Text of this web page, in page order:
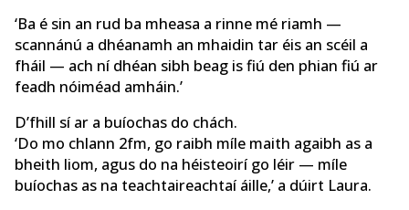
‘Ba é sin an rud ba mheasa a rinne mé riamh —
scannánú a dhéanamh an mhaidin tar éis an scéil a
fháil — ach ní dhéan sibh beag is fiú den phian fiú ar
feadh nóiméad amháin.’
D’fhill sí ar a buíochas do chách.
‘Do mo chlann 2fm, go raibh míle maith agaibh as a
bheith liom, agus do na héisteoirí go léir — míle
buíochas as na teachtaireachtaí áille,’ a dúirt Laura.